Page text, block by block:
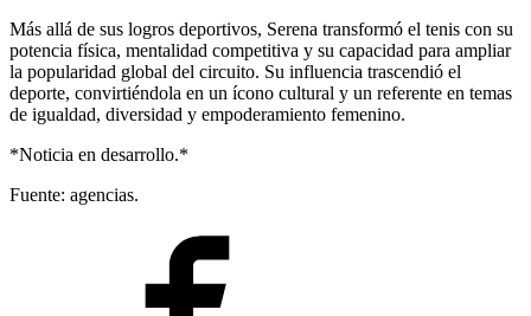
Más allá de sus logros deportivos, Serena transformó el tenis con su
potencia física, mentalidad competitiva y su capacidad para ampliar
la popularidad global del circuito. Su influencia trascendió el
deporte, convirtiéndola en un ícono cultural y un referente en temas
de igualdad, diversidad y empoderamiento femenino.
*Noticia en desarrollo.*
Fuente: agencias.